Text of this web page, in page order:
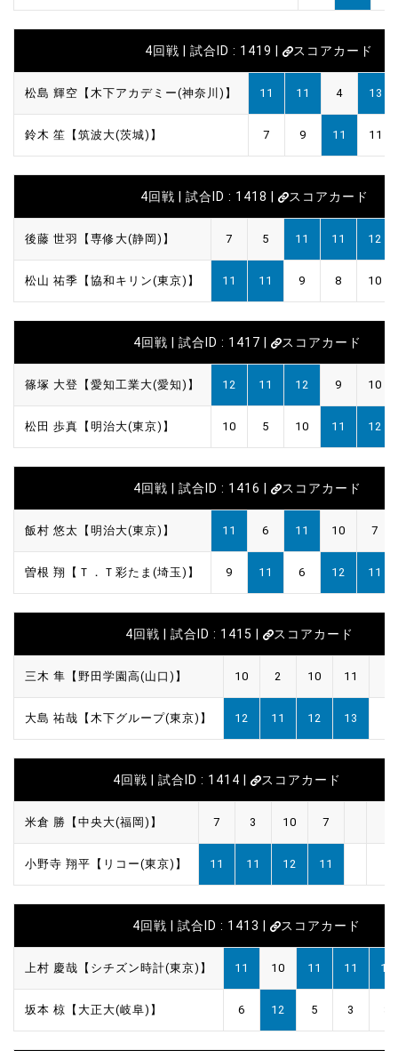
4回戦 | 試合ID : 1419 | スコアカード
松島 輝空【木下アカデミー(神奈川)】 11 11 4 13
鈴木 笙【筑波大(茨城)】 7 9 11 11
4回戦 | 試合ID : 1418 | スコアカード
後藤 世羽【専修大(静岡)】 7 5 11 11 12
松山 祐季【協和キリン(東京)】 11 11 9 8 10
4回戦 | 試合ID : 1417 | スコアカード
篠塚 大登【愛知工業大(愛知)】 12 11 12 9 10
松田 歩真【明治大(東京)】 10 5 10 11 12
4回戦 | 試合ID : 1416 | スコアカード
飯村 悠太【明治大(東京)】 11 6 11 10 7
曽根 翔【Ｔ．Ｔ彩たま(埼玉)】 9 11 6 12 11
4回戦 | 試合ID : 1415 | スコアカード
三木 隼【野田学園高(山口)】 10 2 10 11
大島 祐哉【木下グループ(東京)】 12 11 12 13
4回戦 | 試合ID : 1414 | スコアカード
米倉 勝【中央大(福岡)】 7 3 10 7
小野寺 翔平【リコー(東京)】 11 11 12 11
4回戦 | 試合ID : 1413 | スコアカード
上村 慶哉【シチズン時計(東京)】 11 10 11 11 11
坂本 椋【大正大(岐阜)】 6 12 5 3